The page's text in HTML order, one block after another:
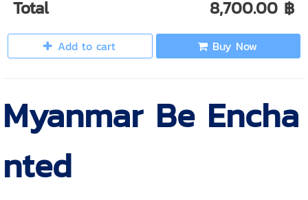
Total 8,700.00 ฿
Add to cart Buy Now
Myanmar Be Encha
nted